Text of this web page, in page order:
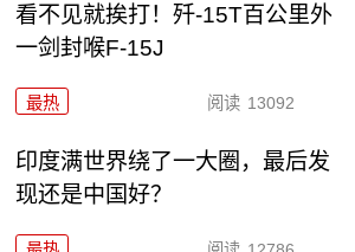
看不见就挨打！歼-15T百公里外
一剑封喉F-15J
最热 阅读 13092
印度满世界绕了一大圈，最后发
现还是中国好？